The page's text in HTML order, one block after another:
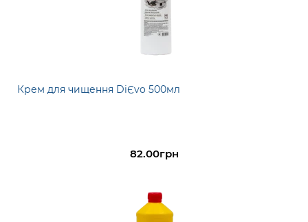
Крем для чищення DiЄvo 500мл
82.00грн